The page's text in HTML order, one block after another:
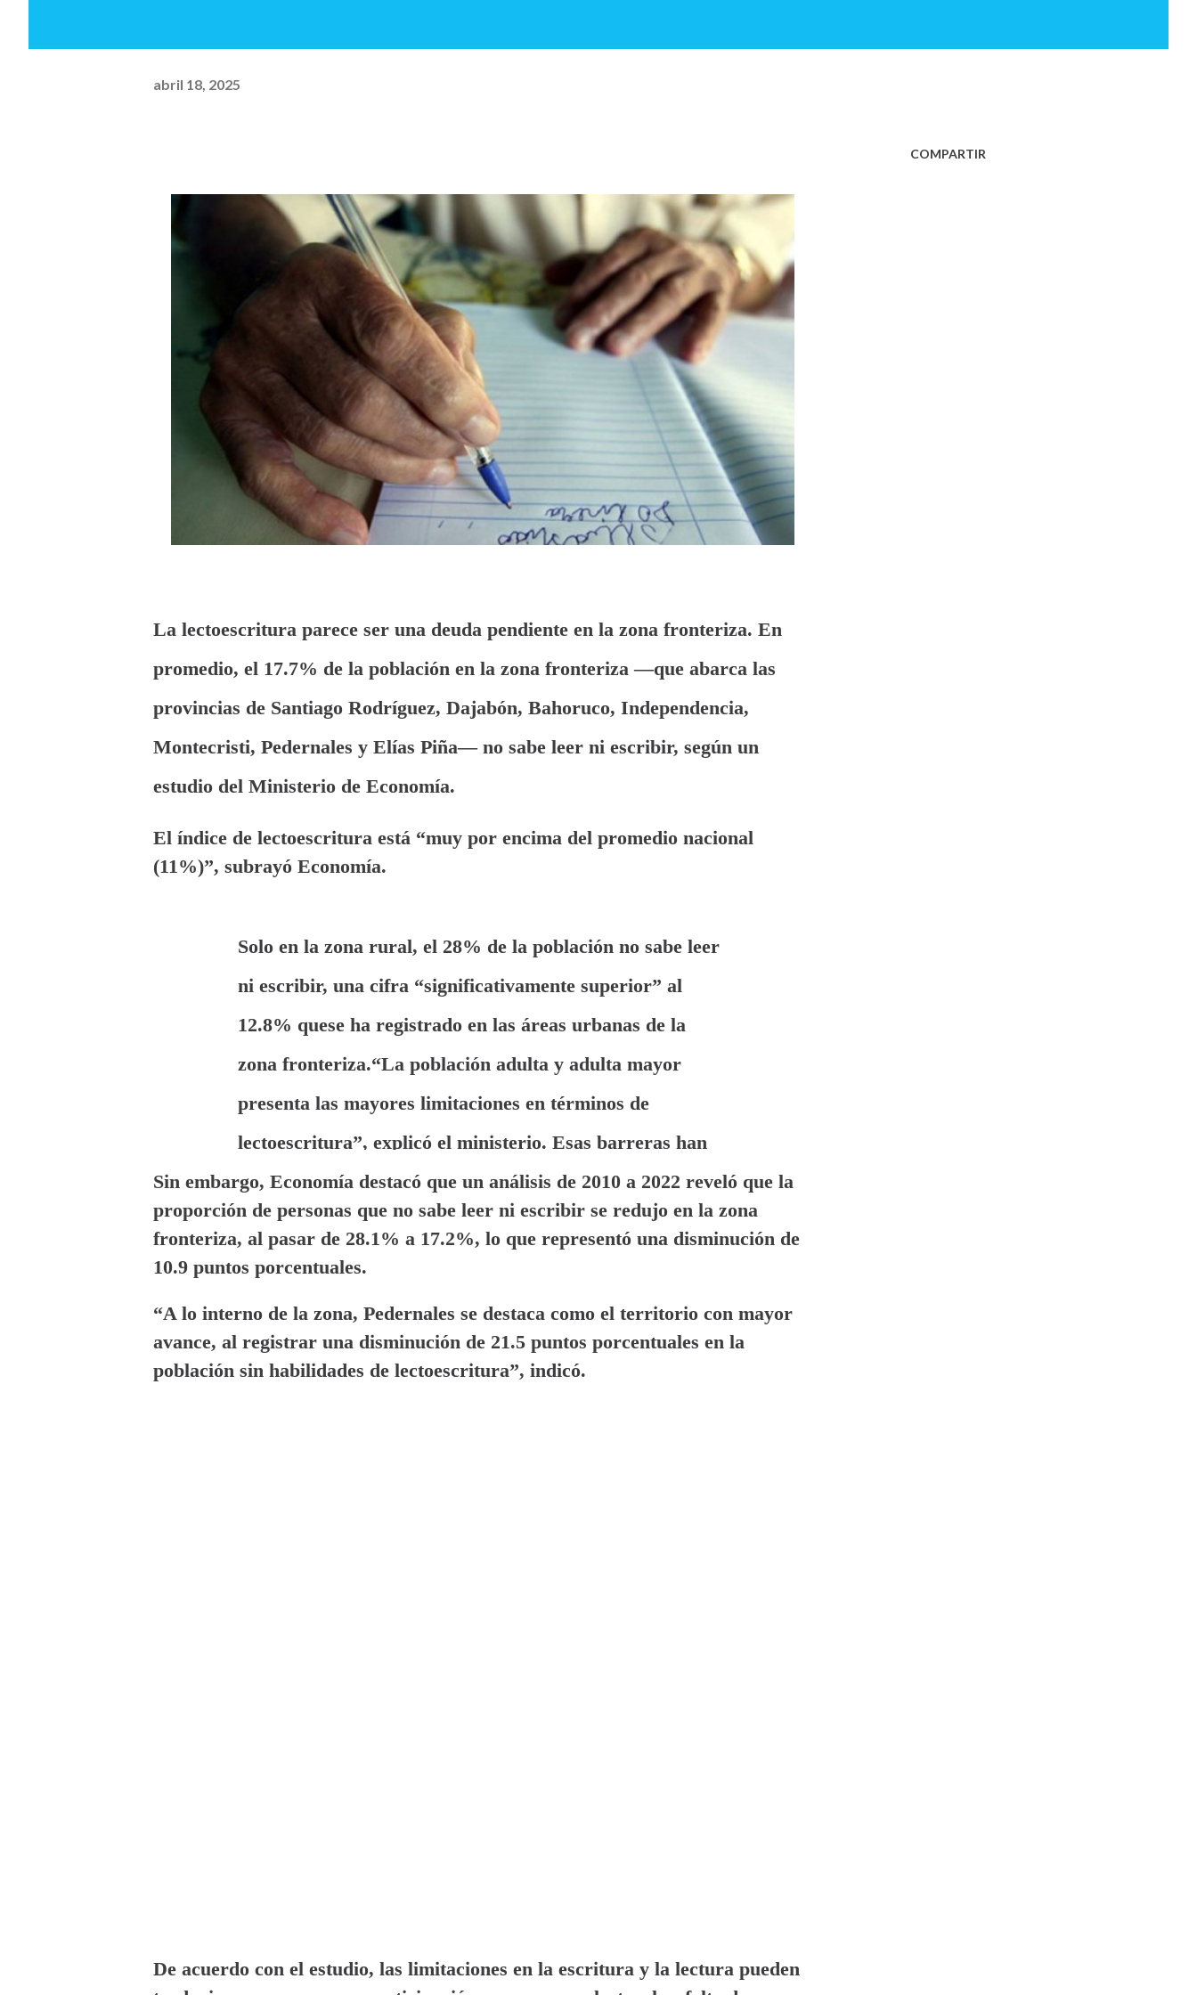
abril 18, 2025
La lectoescritura parece ser una deuda pendiente en la zona fronteriza. En
promedio, el 17.7% de la población en la zona fronteriza —que abarca las
provincias de Santiago Rodríguez, Dajabón, Bahoruco, Independencia,
Montecristi, Pedernales y Elías Piña— no sabe leer ni escribir, según un
estudio del Ministerio de Economía.
El índice de lectoescritura está “muy por encima del promedio nacional
(11%)”, subrayó Economía.
Solo en la zona rural, el 28% de la población no sabe leer
ni escribir, una cifra “significativamente superior” al
12.8% quese ha registrado en las áreas urbanas de la
zona fronteriza.“La población adulta y adulta mayor
presenta las mayores limitaciones en términos de
lectoescritura”, explicó el ministerio. Esas barreras han
afectado a los adultos en edad productiva de 20 a 55 años,
con tasas que van del 12% al 20%.
Sin embargo, Economía destacó que un análisis de 2010 a 2022 reveló que la
proporción de personas que no sabe leer ni escribir se redujo en la zona
fronteriza, al pasar de 28.1% a 17.2%, lo que representó una disminución de
10.9 puntos porcentuales.
“A lo interno de la zona, Pedernales se destaca como el territorio con mayor
avance, al registrar una disminución de 21.5 puntos porcentuales en la
población sin habilidades de lectoescritura”, indicó.
De acuerdo con el estudio, las limitaciones en la escritura y la lectura pueden
COMPARTIR